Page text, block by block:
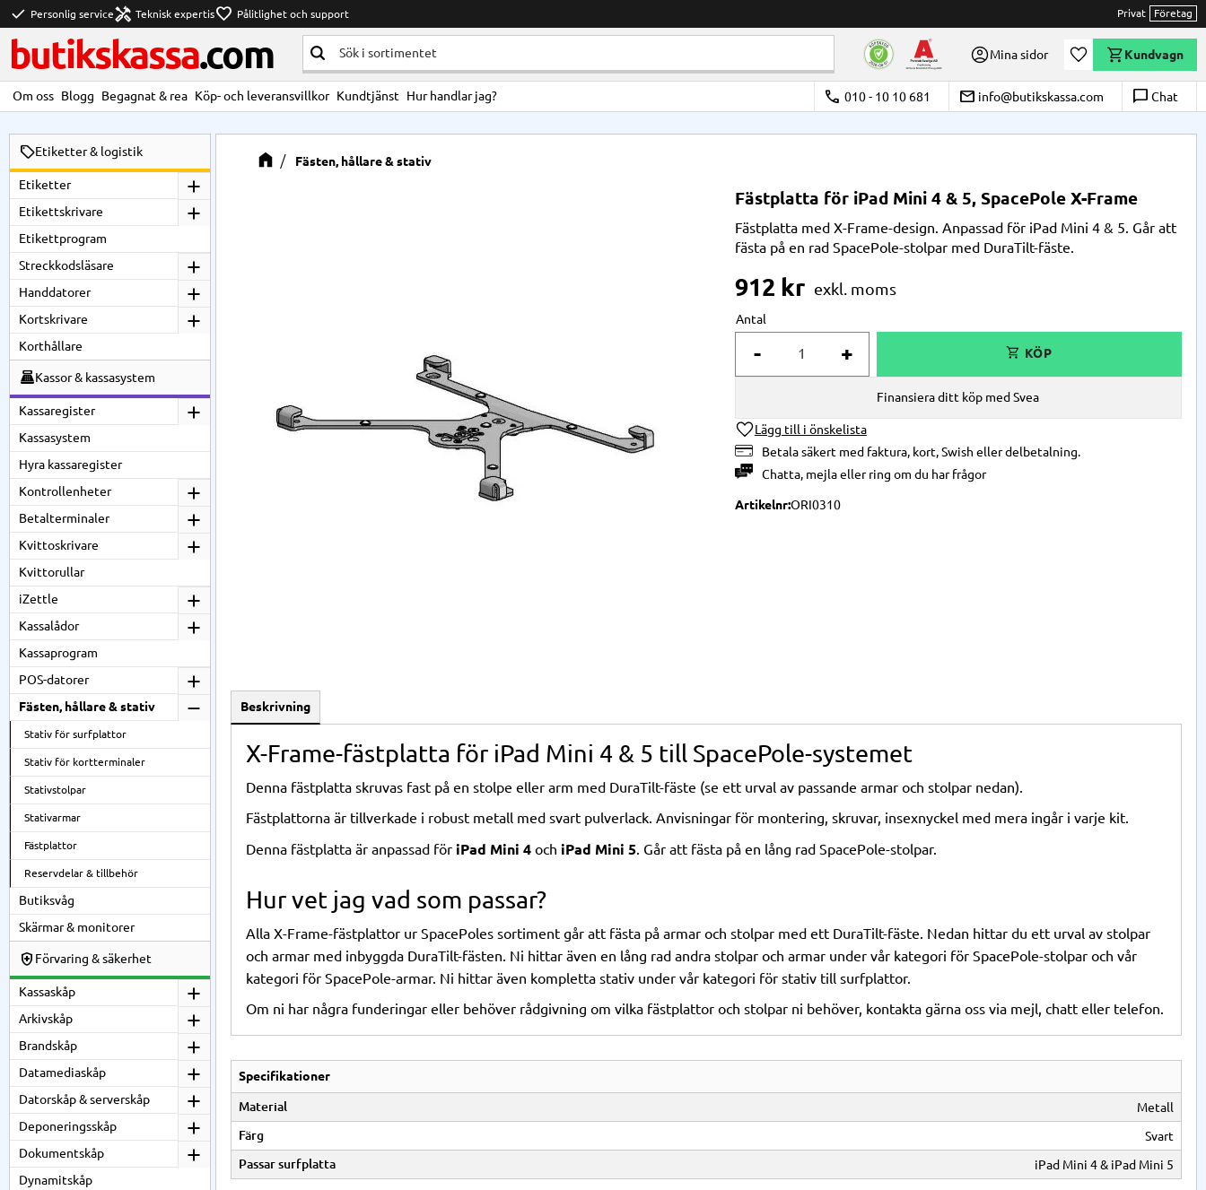
check Personlig servicehandyman Teknisk expertisfavorite Pålitlighet och support Privat Företag
butikskassa.com Mina sidor Önskelista
Kundvagn
Om oss Blogg Begagnat & rea Köp- och leveransvillkor Kundtjänst Hur handlar jag? call 010 - 10 10 681 email info@butikskassa.com chat_bubble_outline Chat
Fästen, hållare & stativ
Fästplatta för iPad Mini 4 & 5, SpacePole X-Frame
Fästplatta med X-Frame-design. Anpassad för iPad Mini 4 & 5. Går att
fästa på en rad SpacePole-stolpar med DuraTilt-fäste.
912 kr
Antal
+
-
Lägg till i önskelista
Betala säkert med faktura, kort, Swish eller delbetalning.
Chatta, mejlaellerring om du har frågor
Finansiera ditt köp med Svea
ArtikelnrORI0310
Beskrivning
X-Frame-fästplatta för iPad Mini 4 & 5 till SpacePole-systemet
Denna fästplatta skruvas fast på en stolpe eller arm med DuraTilt-fäste (se ett urval av passande armar och stolpar nedan).
Fästplattorna är tillverkade i robust metall med svart pulverlack. Anvisningar för montering, skruvar, insexnyckel med mera ingår i varje kit.
Denna fästplatta är anpassad för iPad Mini 4 och iPad Mini 5. Går att fästa på en lång rad SpacePole-stolpar.
Hur vet jag vad som passar?
Alla X-Frame-fästplattor ur SpacePoles sortiment går att fästa på armar och stolpar med ett DuraTilt-fäste. Nedan hittar du ett urval av stolpar
och armar med inbyggda DuraTilt-fästen. Ni hittar även en lång rad andra stolpar och armar under vår kategori för SpacePole-stolpar och vår
kategori för SpacePole-armar. Ni hittar även kompletta stativ under vår kategori för stativ till surfplattor.
Om ni har några funderingar eller behöver rådgivning om vilka fästplattor och stolpar ni behöver, kontakta gärna oss via mejl, chatt eller telefon.
Specifikationer
Material
Metall
Färg
Svart
Passar surfplatta
iPad Mini 4 & iPad Mini 5
Etiketter & logistik
Etiketter
Etikettskrivare
Etikettprogram
Streckkodsläsare
Handdatorer
Kortskrivare
Korthållare
Kassor & kassasystem
Kassaregister
Kassasystem
Hyra kassaregister
Kontrollenheter
Betalterminaler
Kvittoskrivare
Kvittorullar
iZettle
Kassalådor
Kassaprogram
POS-datorer
Fästen, hållare & stativ
Stativ för surfplattor
Stativ för kortterminaler
Stativstolpar
Stativarmar
Fästplattor
Reservdelar & tillbehör
Butiksvåg
Skärmar & monitorer
Förvaring & säkerhet
Kassaskåp
Arkivskåp
Brandskåp
Datamediaskåp
Datorskåp & serverskåp
Deponeringsskåp
Dokumentskåp
Dynamitskåp